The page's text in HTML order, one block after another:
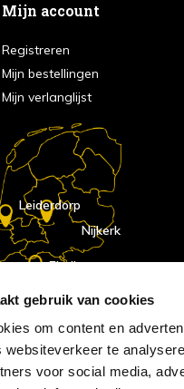
gebruik van cookies
om content en
websiteverkeer te
voor social media,
Mijn account
Registreren
Mijn bestellingen
Mijn verlanglijst
Eindhoven
Nijkerk
Leiderdorp